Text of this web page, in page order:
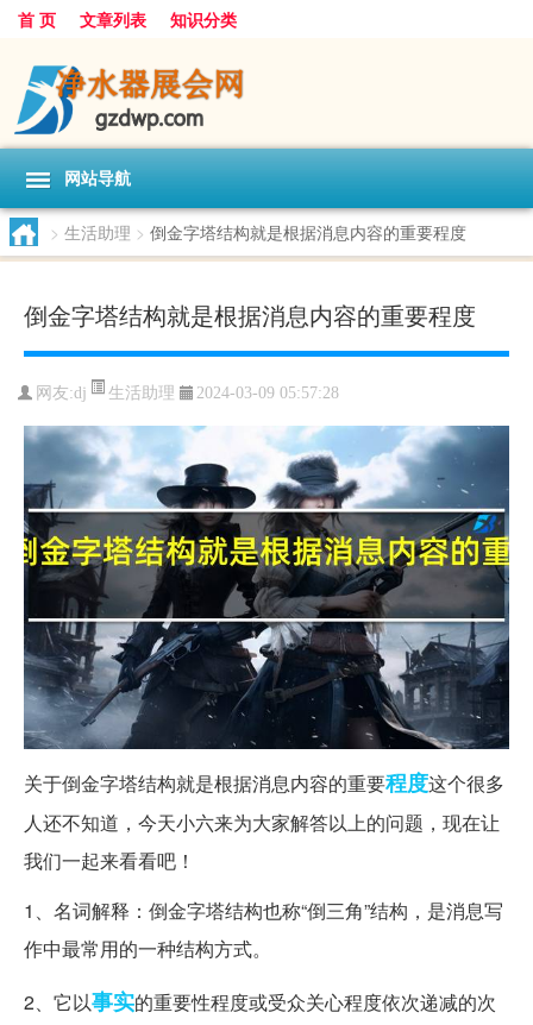
首 页 文章列表 知识分类
网站导航
> 生活助理 > 倒金字塔结构就是根据消息内容的重要程度
倒金字塔结构就是根据消息内容的重要程度
网友:dj 生活助理 2024-03-09 05:57:28
关于倒金字塔结构就是根据消息内容的重要程度这个很多
人还不知道，今天小六来为大家解答以上的问题，现在让
我们一起来看看吧！
1、名词解释：倒金字塔结构也称“倒三角”结构，是消息写
作中最常用的一种结构方式。
2、它以事实的重要性程度或受众关心程度依次递减的次